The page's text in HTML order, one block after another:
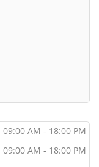
09:00 AM - 18:00 PM
09:00 AM - 18:00 PM